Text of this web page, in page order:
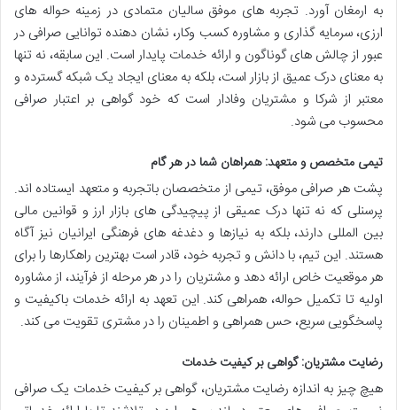
به ارمغان آورد. تجربه های موفق سالیان متمادی در زمینه حواله های
ارزی، سرمایه گذاری و مشاوره کسب وکار، نشان دهنده توانایی صرافی در
عبور از چالش های گوناگون و ارائه خدمات پایدار است. این سابقه، نه تنها
به معنای درک عمیق از بازار است، بلکه به معنای ایجاد یک شبکه گسترده و
معتبر از شرکا و مشتریان وفادار است که خود گواهی بر اعتبار صرافی
محسوب می شود.
تیمی متخصص و متعهد: همراهان شما در هر گام
پشت هر صرافی موفق، تیمی از متخصصان باتجربه و متعهد ایستاده اند.
پرسنلی که نه تنها درک عمیقی از پیچیدگی های بازار ارز و قوانین مالی
بین المللی دارند، بلکه به نیازها و دغدغه های فرهنگی ایرانیان نیز آگاه
هستند. این تیم، با دانش و تجربه خود، قادر است بهترین راهکارها را برای
هر موقعیت خاص ارائه دهد و مشتریان را در هر مرحله از فرآیند، از مشاوره
اولیه تا تکمیل حواله، همراهی کند. این تعهد به ارائه خدمات باکیفیت و
پاسخگویی سریع، حس همراهی و اطمینان را در مشتری تقویت می کند.
رضایت مشتریان: گواهی بر کیفیت خدمات
هیچ چیز به اندازه رضایت مشتریان، گواهی بر کیفیت خدمات یک صرافی